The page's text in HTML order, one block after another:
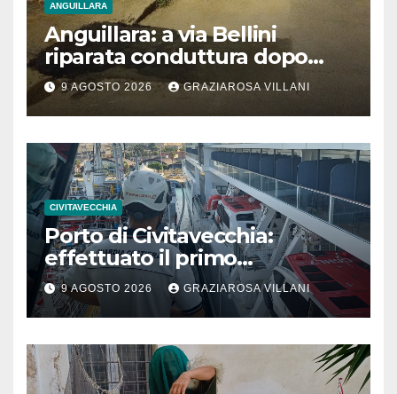
ANGUILLARA
Anguillara: a via Bellini
riparata conduttura dopo
segnalazione IdD
9 AGOSTO 2026 GRAZIAROSA VILLANI
CIVITAVECCHIA
Porto di Civitavecchia:
effettuato il primo
rifornimento di GNL ad una
nave da crociera
9 AGOSTO 2026 GRAZIAROSA VILLANI